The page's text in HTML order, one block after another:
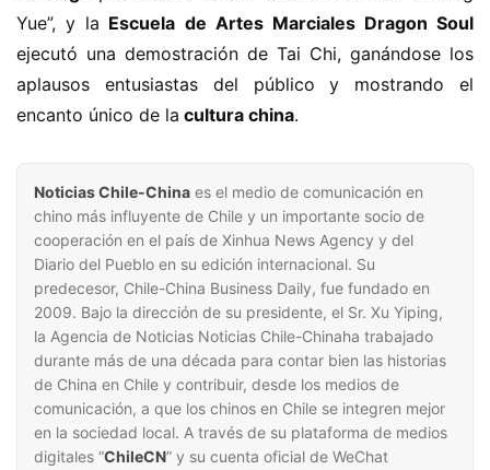
Yue”, y la Escuela de Artes Marciales Dragon Soul
ejecutó una demostración de Tai Chi, ganándose los
aplausos entusiastas del público y mostrando el
encanto único de la cultura china.
Noticias Chile-China es el medio de comunicación en
chino más influyente de Chile y un importante socio de
cooperación en el país de Xinhua News Agency y del
Diario del Pueblo en su edición internacional. Su
predecesor, Chile-China Business Daily, fue fundado en
2009. Bajo la dirección de su presidente, el Sr. Xu Yiping,
la Agencia de Noticias Noticias Chile-Chinaha trabajado
durante más de una década para contar bien las historias
de China en Chile y contribuir, desde los medios de
comunicación, a que los chinos en Chile se integren mejor
en la sociedad local. A través de su plataforma de medios
digitales “ChileCN” y su cuenta oficial de WeChat